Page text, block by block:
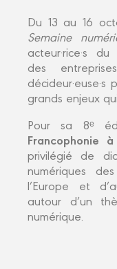
Du 13 au 16
Semaine
acteur·rice·s
des
grands enjeux
Pour sa 8ᵉ
Francophonie à
privilégié de
numériques
l’Europe et
autour d’un
numérique.